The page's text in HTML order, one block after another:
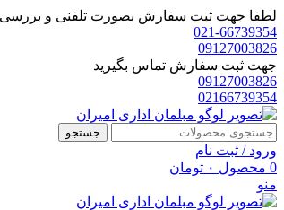
لطفا جهت ثبت سفارش بصورت تلفنی و بررسی
021-66739354
09127003826
جهت ثبت سفارش تماس بگیرید
09127003826
02166739354
جستجو
ورود / ثبت نام
0 محصول ۰ تومان
منو